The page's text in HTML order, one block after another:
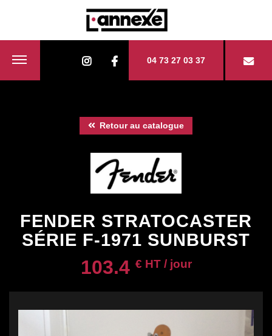
04 73 27 03 37
Retour au catalogue
FENDER STRATOCASTER
SÉRIE F-1971 SUNBURST
103.4 € HT / jour